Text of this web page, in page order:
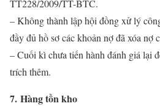
TT228/2009/TT-BTC.
– Không thành lập hội đồng xử lý
đầy đủ hồ sơ các khoản nợ đã xóa nợ
– Cuối kì chưa tiến hành đánh giá lại
trích thêm.
7. Hàng tồn kho